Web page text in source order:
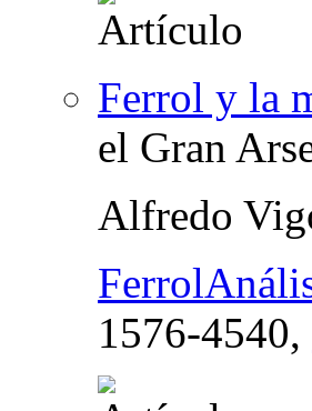
Ferrol y la
el Gran
Alfredo
1576-4540,